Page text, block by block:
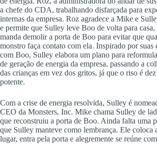
a chefe do CDA, trabalhando disfarçada para
internas da empresa. Roz agradece a Mike e
e permite que Sulley leve Boo de volta para casa,
manda demolir a porta de Boo para evitar que
monstro faça contato com ela. Inspirado por suas
com Boo, Sulley elabora um plano para
de geração de energia da empresa, passando a
das crianças em vez dos gritos, já que o riso é
potente.
Com a crise de energia resolvida, Sulley é
CEO da Monsters, Inc. Mike chama Sulley de
que reconstruiu a porta de Boo. Ainda falta uma
que Sulley manteve como lembrança. Ele coloca
lugar, entra pela porta e alegremente se reúne